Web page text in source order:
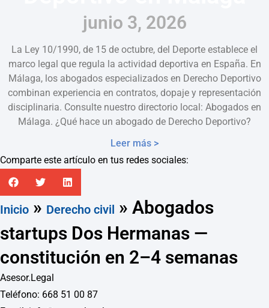
junio 3, 2026
La Ley 10/1990, de 15 de octubre, del Deporte establece el
marco legal que regula la actividad deportiva en España. En
Málaga, los abogados especializados en Derecho Deportivo
combinan experiencia en contratos, dopaje y representación
disciplinaria. Consulte nuestro directorio local: Abogados en
Málaga. ¿Qué hace un abogado de Derecho Deportivo?
Leer más >
Comparte este artículo en tus redes sociales:
Inicio » Derecho civil » Abogados
startups Dos Hermanas —
constitución en 2–4 semanas
Asesor.Legal
Teléfono: 668 51 00 87